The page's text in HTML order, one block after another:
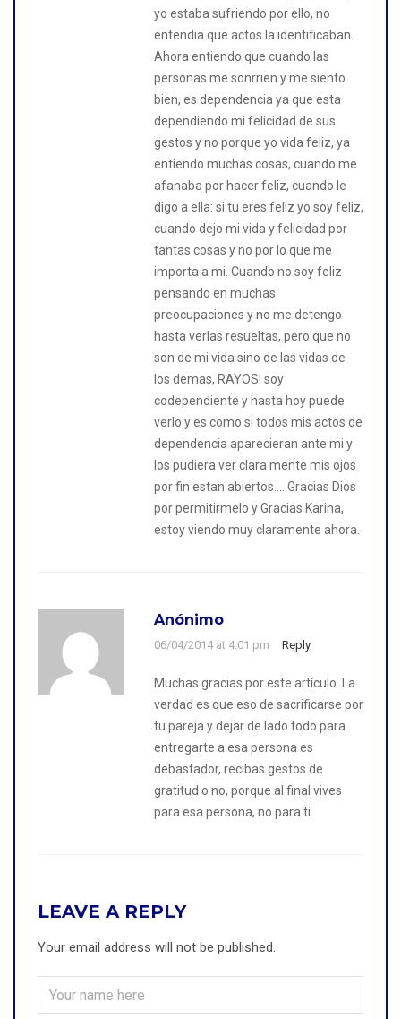
yo estaba sufriendo por ello, no
entendia que actos la identificaban.
Ahora entiendo que cuando las
personas me sonrrien y me siento
bien, es dependencia ya que esta
dependiendo mi felicidad de sus
gestos y no porque yo vida feliz, ya
entiendo muchas cosas, cuando me
afanaba por hacer feliz, cuando le
digo a ella: si tu eres feliz yo soy feliz,
cuando dejo mi vida y felicidad por
tantas cosas y no por lo que me
importa a mi. Cuando no soy feliz
pensando en muchas
preocupaciones y no me detengo
hasta verlas resueltas, pero que no
son de mi vida sino de las vidas de
los demas, RAYOS! soy
codependiente y hasta hoy puede
verlo y es como si todos mis actos de
dependencia aparecieran ante mi y
los pudiera ver clara mente mis ojos
por fin estan abiertos…. Gracias Dios
por permitirmelo y Gracias Karina,
estoy viendo muy claramente ahora.
Anónimo
06/04/2014 at 4:01 pm Reply
Muchas gracias por este artículo. La
verdad es que eso de sacrificarse por
tu pareja y dejar de lado todo para
entregarte a esa persona es
debastador, recibas gestos de
gratitud o no, porque al final vives
para esa persona, no para ti.
LEAVE A REPLY
Your email address will not be published.